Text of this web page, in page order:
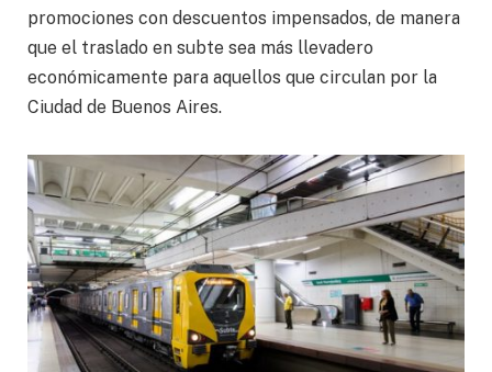
promociones con descuentos impensados, de manera
que el traslado en subte sea más llevadero
económicamente para aquellos que circulan por la
Ciudad de Buenos Aires.